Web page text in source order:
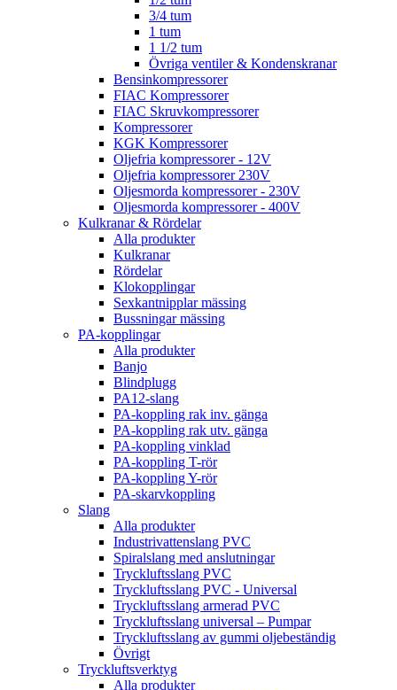
3/4 tum
1 tum
1 1/2 tum
Övriga ventiler & Kondenskranar
Bensinkompressorer
FIAC Kompressorer
FIAC Skruvkompressorer
Kompressorer
KGK Kompressorer
Oljefria kompressorer - 12V
Oljefria kompressorer 230V
Oljesmorda kompressorer - 230V
Oljesmorda kompressorer - 400V
Kulkranar & Rördelar
Alla produkter
Kulkranar
Rördelar
Klokopplingar
Sexkantnipplar mässing
Bussningar mässing
PA-kopplingar
Alla produkter
Banjo
Blindplugg
PA12-slang
PA-koppling rak inv. gänga
PA-koppling rak utv. gänga
PA-koppling vinklad
PA-koppling T-rör
PA-koppling Y-rör
PA-skarvkoppling
Slang
Alla produkter
Industrivattenslang PVC
Spiralslang med anslutningar
Tryckluftsslang PVC
Tryckluftsslang PVC - Universal
Tryckluftsslang armerad PVC
Tryckluftsslang universal – Pumpar
Tryckluftsslang av gummi oljebeständig
Övrigt
Tryckluftsverktyg
Alla produkter